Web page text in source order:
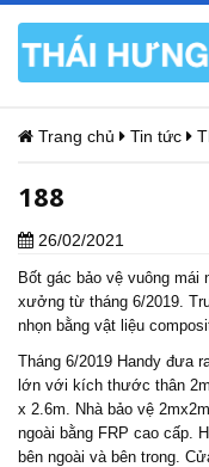
Trang chủ Tin tức
188
26/02/2021
Bốt gác bảo vệ vuông mái
xưởng từ tháng 6/2019.
nhọn bằng vật liệu
Tháng 6/2019 Handy đưa
lớn với kích thước thân
x 2.6m. Nhà bảo vệ
ngoài bằng FRP cao cấp.
bên ngoài và bên trong.